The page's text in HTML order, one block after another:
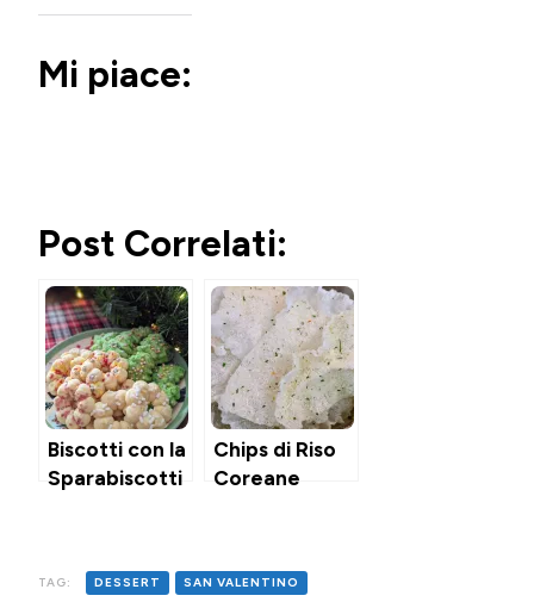
Mi piace:
Post Correlati:
Biscotti con la
Sparabiscotti
Chips di Riso
Coreane
TAG: DESSERT SAN VALENTINO